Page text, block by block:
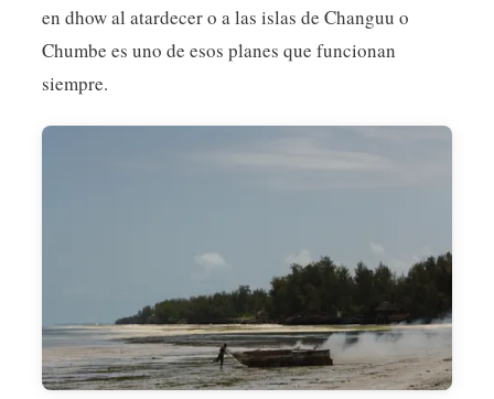
en dhow al atardecer o a las islas de Changuu o
Chumbe es uno de esos planes que funcionan
siempre.